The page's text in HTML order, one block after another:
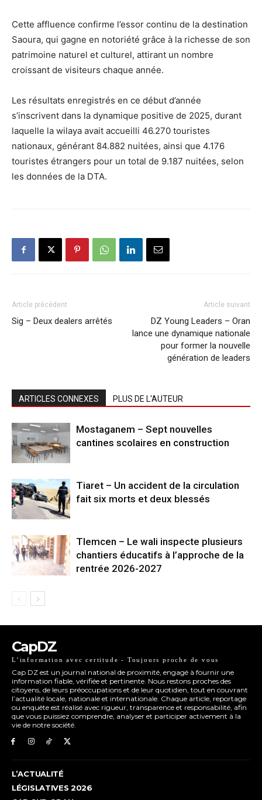
Cette affluence confirme l’essor continu de la destination
Saoura, qui gagne en notoriété grâce à la richesse de son
patrimoine naturel et culturel, attirant un nombre
croissant de visiteurs chaque année.
Les résultats enregistrés en ce début d’année
s’inscrivent dans la dynamique positive de 2025, durant
laquelle la wilaya avait accueilli 46.270 touristes
nationaux, générant 84.882 nuitées, ainsi que 4.176
touristes étrangers pour un total de 9.187 nuitées, selon
les données de la DTA.
Article précédent
Sig – Deux dealers arrêtés
Article suivant
DZ Young Leaders – Oran
lance une dynamique nationale
pour former la nouvelle
génération de leaders
ARTICLES CONNEXES PLUS DE L'AUTEUR
Mostaganem – Sept nouvelles
cantines scolaires en construction
Tiaret – Un accident de la circulation
fait six morts et deux blessés
Tlemcen – Le wali inspecte plusieurs
chantiers éducatifs à l’approche de la
rentrée 2026-2027
CapDZ
L’information avec certitude - Toujours proche de vous
Cap DZ est un journal national de proximité, engagé à fournir une
information fiable, vérifiée et pertinente. Nous restons proches des
citoyens, de leurs préoccupations et de leur quotidien, tout en couvrant
l’actualité locale, nationale et internationale. Chaque article, reportage
ou enquête est réalisé avec rigueur, transparence et responsabilité, afin
que vous puissiez comprendre, analyser et participer activement à la
vie de notre société.
L’ACTUALITÉ
LÉGISLATIVES 2026